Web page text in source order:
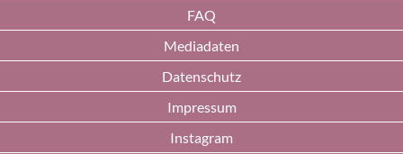
FAQ
Mediadaten
Datenschutz
Impressum
Instagram